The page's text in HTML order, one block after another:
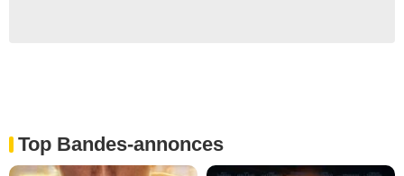
Top Bandes-annonces